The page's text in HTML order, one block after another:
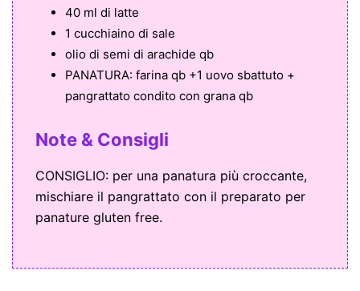
40 ml di latte
1 cucchiaino di sale
olio di semi di arachide qb
PANATURA: farina qb +1 uovo sbattuto +
pangrattato condito con grana qb
Note & Consigli
CONSIGLIO: per una panatura più croccante,
mischiare il pangrattato con il preparato per
panature gluten free.